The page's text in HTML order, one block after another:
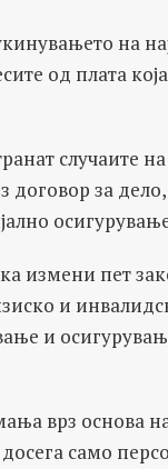
на
од плата
случаите
за
измени пет
и
и
врз основа
само